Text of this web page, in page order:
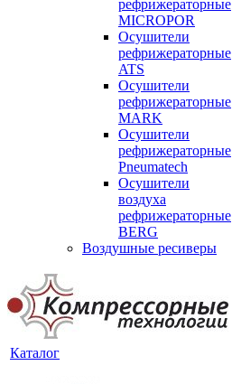
рефрижераторные
MICROPOR
Осушители
рефрижераторные
ATS
Осушители
рефрижераторные
MARK
Осушители
рефрижераторные
Pneumatech
Осушители
воздуха
рефрижераторные
BERG
Воздушные ресиверы
Каталог